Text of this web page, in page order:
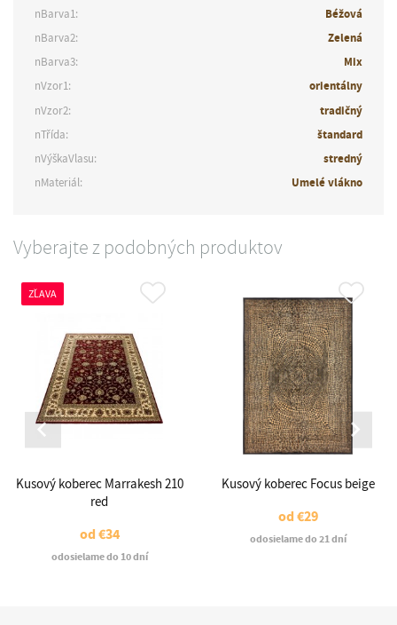
nBarva1:
Béžová
nBarva2:
Zelená
nBarva3:
Mix
nVzor1:
orientálny
nVzor2:
tradičný
nTřída:
štandard
nVýškaVlasu:
stredný
nMateriál:
Umelé vlákno
Vyberajte z podobných produktov
ZĽAVA
Kusový koberec Marrakesh 210
red
od€34
odosielame do 10 dní
Kusový koberec Focus beige
od€29
odosielame do 21 dní